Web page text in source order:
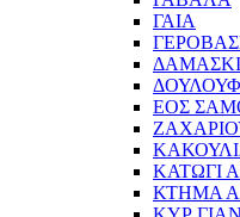
ΓΑΙΑ
ΕΟΣ
ΚΑΤΩΓΙ
ΚΤΗΜΑ